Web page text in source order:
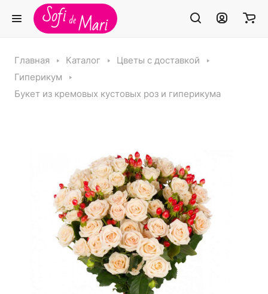
Главная Каталог
Цветы с доставкой
Гиперикум
Букет из кремовых кустовых роз и гиперикума